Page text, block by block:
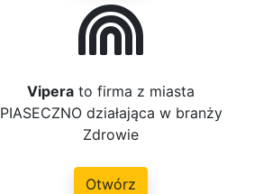
Vipera to firma z miasta
PIASECZNO działająca w branży
Zdrowie
Otwórz